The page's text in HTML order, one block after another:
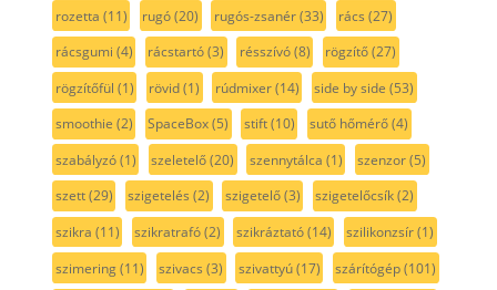
rozetta (11) rugó(20) rugós-zsanér(33) rács (27)
rácsgumi (4) rácstartó(3) résszívó(8) rögzítő(27)
rögzítőfül (1) rövid(1) rúdmixer(14) side by side (53)
smoothie (2) SpaceBox(5) stift(10) sutő hőmérő(4)
szabályzó(1) szeletelő(20) szennytálca (1) szenzor(5)
szett(29) szigetelés (2) szigetelő(3) szigetelőcsík(2)
szikra (11) szikratrafó(2) szikráztató(14) szilikonzsír(1)
szimering(11) szivacs (3) szivattyú(17) szárítógép(101)